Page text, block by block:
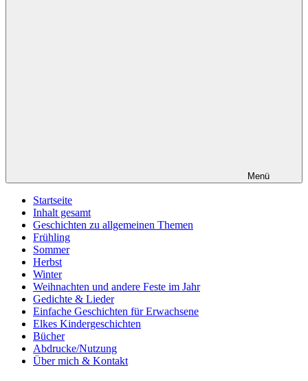
Menü
Startseite
Inhalt gesamt
Geschichten zu allgemeinen Themen
Frühling
Sommer
Herbst
Winter
Weihnachten und andere Feste im Jahr
Gedichte & Lieder
Einfache Geschichten für Erwachsene
Elkes Kindergeschichten
Bücher
Abdrucke/Nutzung
Über mich & Kontakt